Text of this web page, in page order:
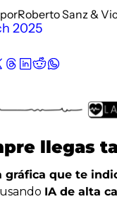
Roberto Sanz &
2025
llegas
gráfica que te
IA de alta